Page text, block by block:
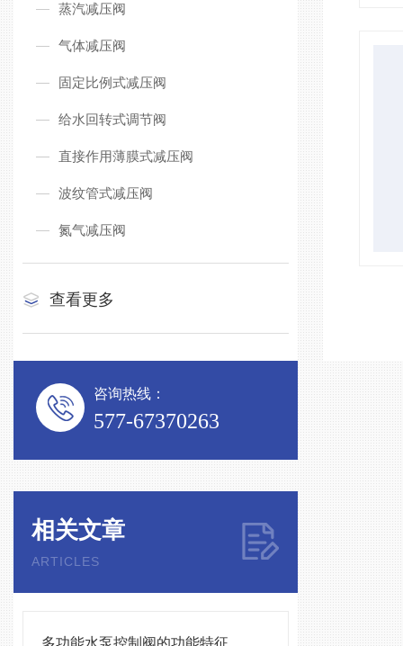
蒸汽减压阀
气体减压阀
固定比例式减压阀
给水回转式调节阀
直接作用薄膜式减压阀
波纹管式减压阀
氮气减压阀
查看更多
咨询热线：
577-67370263
相关文章
ARTICLES
多功能水泵控制阀的功能特征